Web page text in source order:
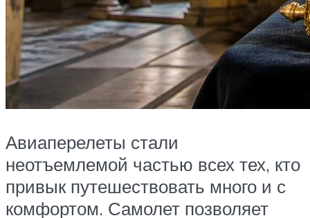
Авиаперелеты стали
неотъемлемой частью всех тех, кто
привык путешествовать много и с
комфортом. Самолет позволяет